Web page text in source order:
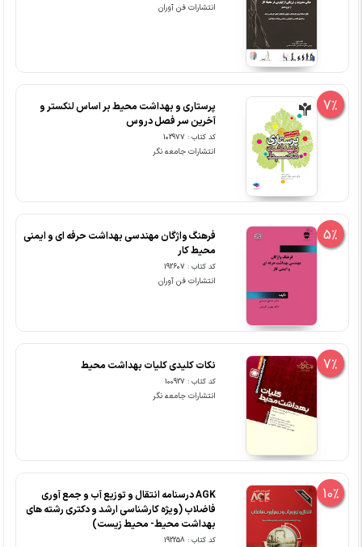
انتشارات فن آوران
7%
پرستاری و بهداشت محیط بر اساس لنکستر و
آخرین سر فصل دروس
کد کتاب : 102977
انتشارات جامعه نگر
5%
فرهنگ واژگان مهندسی بهداشت حرفه ای و ایمنی
محیط کار
کد کتاب : 192607
انتشارات فن آوران
7% نکات کلیدی کلیات بهداشت محیط
کد کتاب : 100927
انتشارات جامعه نگر
10%
AGK درسنامه انتقال و توزیع آب و جمع آوری
فاضلاب (ویژه کارشناسی ارشد و دکتری رشته های
بهداشت محیط- محیط زیست)
کد کتاب : 192258